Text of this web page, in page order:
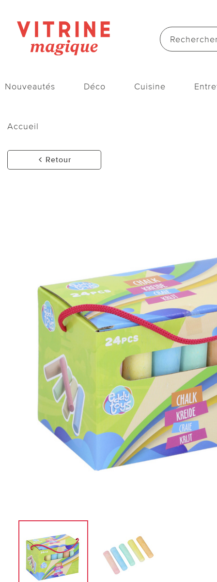
Nouveautés Déco Cuisine
Accueil
Retour